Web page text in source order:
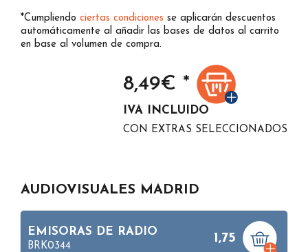
*Cumpliendo ciertas condiciones se aplicarán descuentos
automáticamente al añadir las bases de datos al carrito
en base al volumen de compra.
8,49€ *
IVA INCLUIDO
CON EXTRAS SELECCIONADOS
AUDIOVISUALES MADRID
EMISORAS DE RADIO
BRK0344
1,75